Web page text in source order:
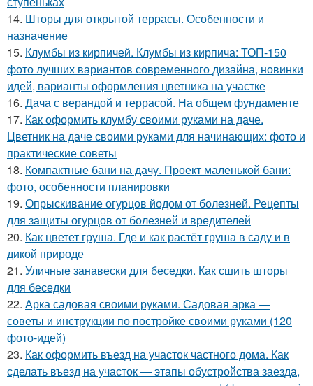
14. Шторы для открытой террасы. Особенности и
назначение
15. Клумбы из кирпичей. Клумбы из кирпича: ТОП-150
фото лучших вариантов современного дизайна, новинки
идей, варианты оформления цветника на участке
16. Дача с верандой и террасой. На общем фундаменте
17. Как оформить клумбу своими руками на даче.
Цветник на даче своими руками для начинающих: фото и
практические советы
18. Компактные бани на дачу. Проект маленькой бани:
фото, особенности планировки
19. Опрыскивание огурцов йодом от болезней. Рецепты
для защиты огурцов от болезней и вредителей
20. Как цветет груша. Где и как растёт груша в саду и в
дикой природе
21. Уличные занавески для беседки. Как сшить шторы
для беседки
22. Арка садовая своими руками. Садовая арка —
советы и инструкции по постройке своими руками (120
фото-идей)
23. Как оформить въезд на участок частного дома. Как
сделать въезд на участок — этапы обустройства заезда,